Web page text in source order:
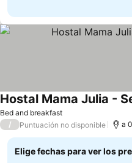
Bed and breakfast
Hostal Mama Julia -
/ Puntuación no disponible a
Elige fechas para ver los